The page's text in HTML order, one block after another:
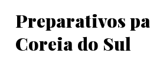
Preparativos
Coreia do Sul